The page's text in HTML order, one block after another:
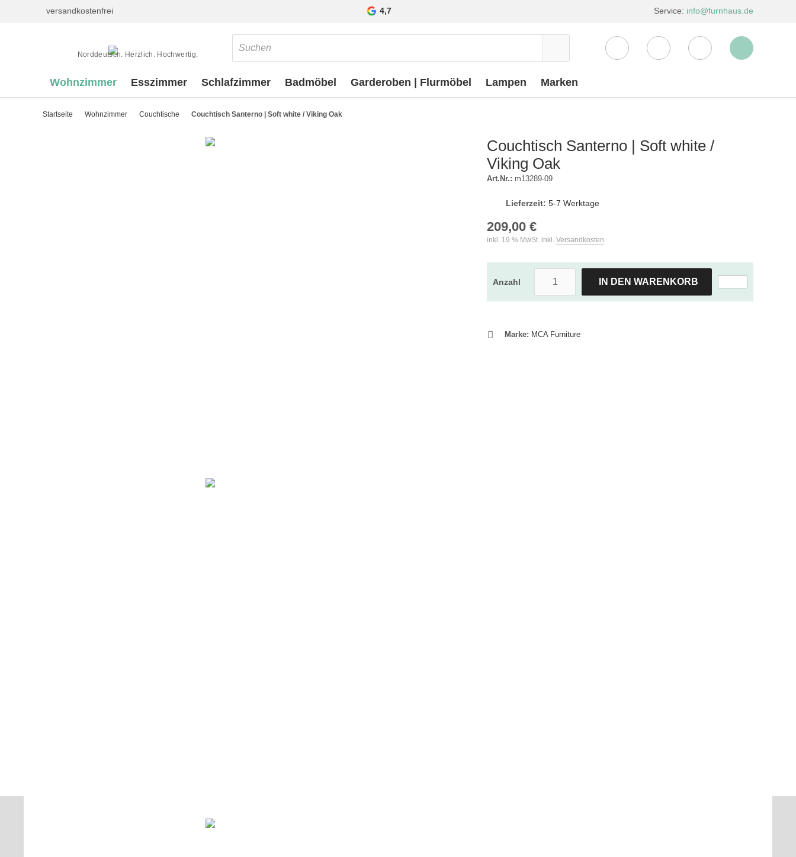
versandkostenfrei 4,7 Service: info@furnhaus.de
Norddeutsch. Herzlich. Hochwertig.
Wohnzimmer Esszimmer Schlafzimmer Badmöbel Garderoben | Flurmöbel Lampen Marken
Startseite Wohnzimmer Couchtische Couchtisch Santerno | Soft white / Viking Oak
Couchtisch Santerno | Soft white /
Viking Oak
Art.Nr.: m13289-09
Lieferzeit: 5-7 Werktage
209,00 €
inkl. 19 % MwSt. inkl. Versandkosten
Anzahl IN DEN WARENKORB
Marke: MCA Furniture